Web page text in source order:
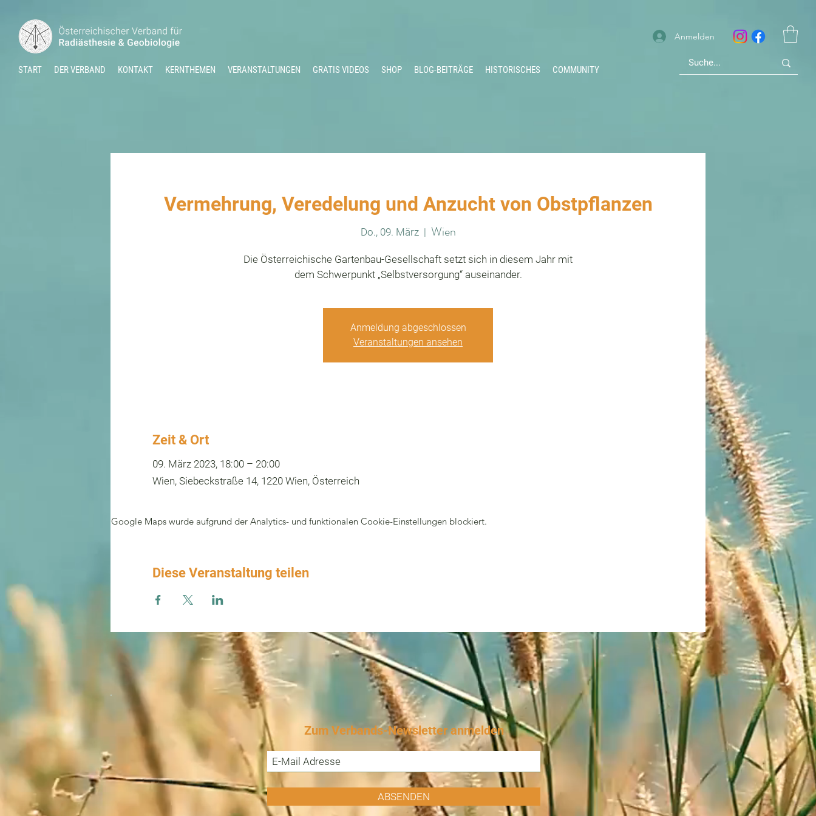
START DER VERBAND KONTAKT KERNTHEMEN VERANSTALTUNGEN GRATIS VIDEOS SHOP BLOG-BEITRÄGE HISTORISCHES COMMUNITY
Anmelden
Vermehrung, Veredelung und Anzucht von Obstpflanzen
Do., 09. März
  |
Wien
Die Österreichische Gartenbau-Gesellschaft setzt sich in diesem Jahr mit
dem Schwerpunkt „Selbstversorgung“ auseinander.
Anmeldung abgeschlossen
Veranstaltungen ansehen
Zeit & Ort
09. März 2023, 18:00 – 20:00
Wien, Siebeckstraße 14, 1220 Wien, Österreich
Google Maps wurde aufgrund der Analytics- und funktionalen Cookie-Einstellungen blockiert.
Diese Veranstaltung teilen
Zum Verbands-Newsletter anmelden
ABSENDEN